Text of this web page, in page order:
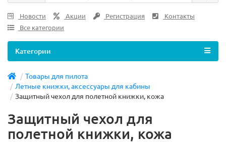
Новости Акции Регистрация
Контакты
Все категории
Категории
Товары для пилота
Летные книжки, аксессуары для кабины
Защитный чехол для полетной книжки, кожа
Защитный чехол для
полетной книжки, кожа